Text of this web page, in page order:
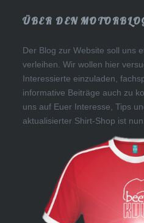
ÜBER DEN
Der Blog zur Website soll uns
verleihen. Wir wollen hier
Interessierte einzuladen,
informative Beiträge auch zu
uns auf Euer Interesse, Tips
aktualisierter Shirt-Shop ist